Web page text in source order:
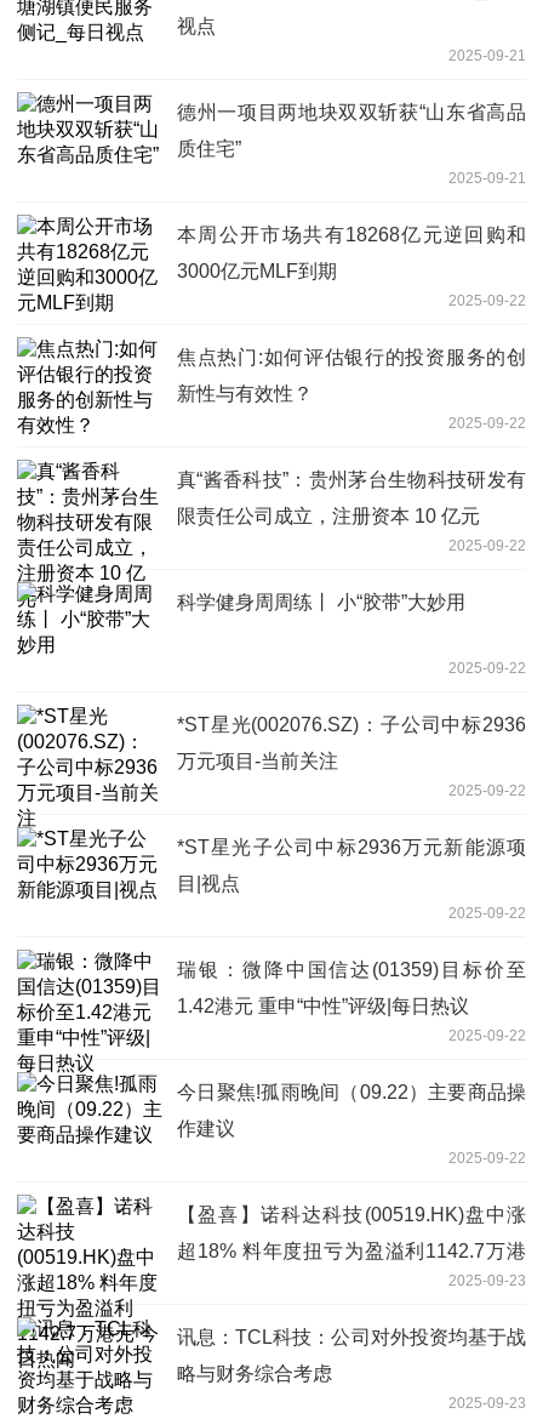
视点
2025-09-21
德州一项目两地块双双斩获“山东省高品
质住宅”
2025-09-21
本周公开市场共有18268亿元逆回购和
3000亿元MLF到期
2025-09-22
焦点热门:如何评估银行的投资服务的创
新性与有效性？
2025-09-22
真“酱香科技”：贵州茅台生物科技研发有
限责任公司成立，注册资本 10 亿元
2025-09-22
科学健身周周练丨 小“胶带”大妙用
2025-09-22
*ST星光(002076.SZ)：子公司中标2936
万元项目-当前关注
2025-09-22
*ST星光子公司中标2936万元新能源项
目|视点
2025-09-22
瑞银：微降中国信达(01359)目标价至
1.42港元 重申“中性”评级|每日热议
2025-09-22
今日聚焦!孤雨晚间（09.22）主要商品操
作建议
2025-09-22
【盈喜】诺科达科技(00519.HK)盘中涨
超18% 料年度扭亏为盈溢利1142.7万港
2025-09-23
讯息：TCL科技：公司对外投资均基于战
略与财务综合考虑
2025-09-23